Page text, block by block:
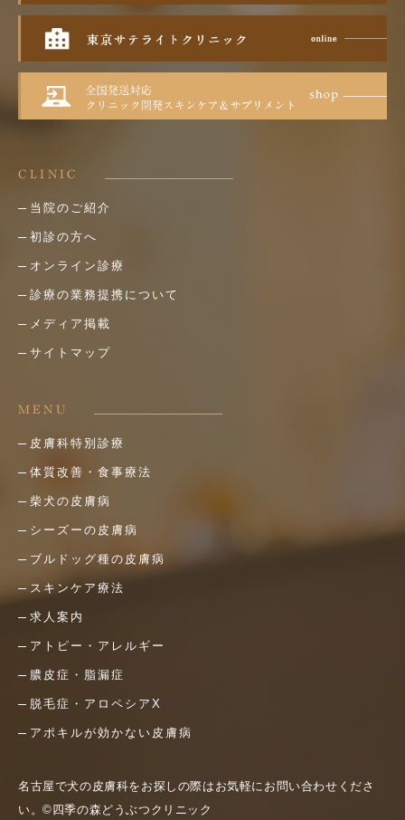
CLINIC
当院のご紹介
初診の方へ
オンライン診療
診療の業務提携について
メディア掲載
サイトマップ
MENU
皮膚科特別診療
体質改善・食事療法
柴犬の皮膚病
シーズーの皮膚病
ブルドッグ種の皮膚病
スキンケア療法
求人案内
アトピー・アレルギー
膿皮症・脂漏症
脱毛症・アロペシアX
アポキルが効かない皮膚病
名古屋で犬の皮膚科をお探しの際はお気軽にお問い合わせくださ
い。©四季の森どうぶつクリニック